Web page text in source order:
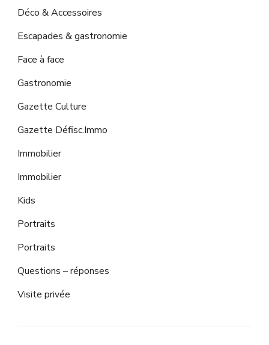
Déco & Accessoires
Escapades & gastronomie
Face à face
Gastronomie
Gazette Culture
Gazette Défisc.Immo
Immobilier
Immobilier
Kids
Portraits
Portraits
Questions – réponses
Visite privée